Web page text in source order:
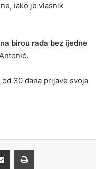
iako je vlasnik
birou rada bez ijedne
30 dana prijave svoja